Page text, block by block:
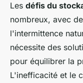
Les défis du
nombreux, avec
l'intermittence
nécessite des
pour équilibrer la
L'inefficacité et le